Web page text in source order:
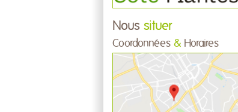
Nous situer
Coordonnées & Horaires